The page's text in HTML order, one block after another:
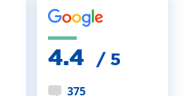
4.4 / 5
375